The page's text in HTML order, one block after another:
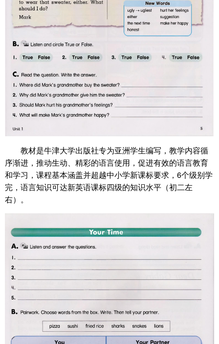
教材是牛津大学出版社专为亚洲学生编写，教学内容循
序渐进，推动生动、精彩的语言使用，促进有效的语言教育
和学习，课程基本涵盖并超越中小学新课标要求，6个级别学
完，语言知识可达新英语课标四级的知识水平（初二左
右）。